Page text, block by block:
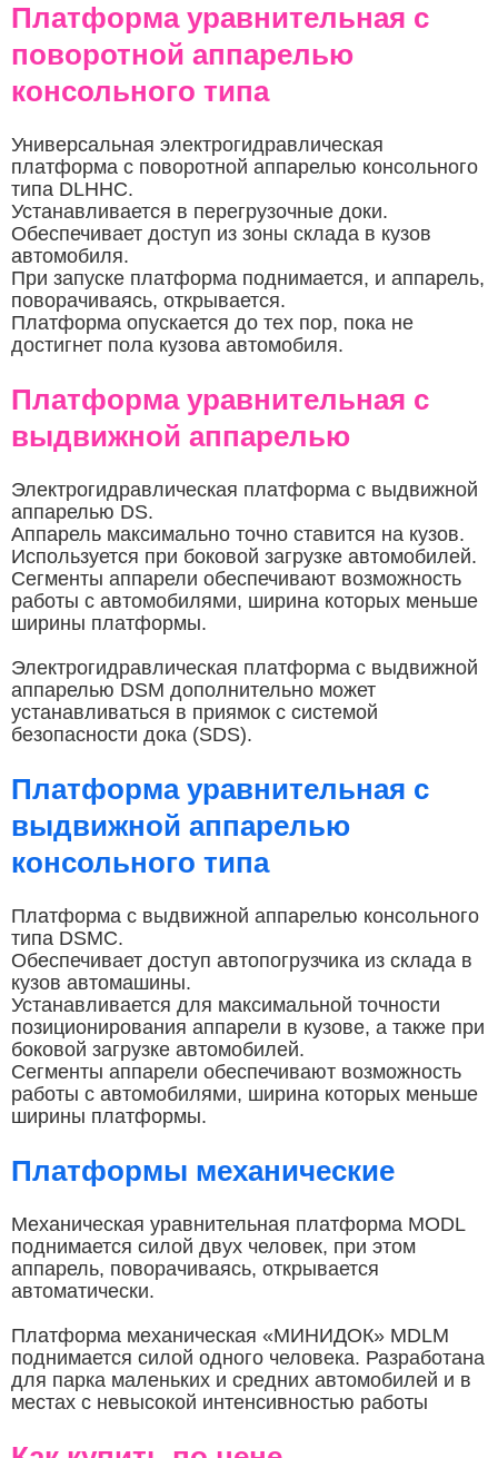
Платформа уравнительная с
поворотной аппарелью
консольного типа
Универсальная электрогидравлическая
платформа с поворотной аппарелью консольного
типа DLHHC.
Устанавливается в перегрузочные доки.
Обеспечивает доступ из зоны склада в кузов
автомобиля.
При запуске платформа поднимается, и аппарель,
поворачиваясь, открывается.
Платформа опускается до тех пор, пока не
достигнет пола кузова автомобиля.
Платформа уравнительная с
выдвижной аппарелью
Электрогидравлическая платформа с выдвижной
аппарелью DS.
Аппарель максимально точно ставится на кузов.
Используется при боковой загрузке автомобилей.
Сегменты аппарели обеспечивают возможность
работы с автомобилями, ширина которых меньше
ширины платформы.
Электрогидравлическая платформа с выдвижной
аппарелью DSM дополнительно может
устанавливаться в приямок с системой
безопасности дока (SDS).
Платформа уравнительная с
выдвижной аппарелью
консольного типа
Платформа с выдвижной аппарелью консольного
типа DSMC.
Обеспечивает доступ автопогрузчика из склада в
кузов автомашины.
Устанавливается для максимальной точности
позиционирования аппарели в кузове, а также при
боковой загрузке автомобилей.
Сегменты аппарели обеспечивают возможность
работы с автомобилями, ширина которых меньше
ширины платформы.
Платформы механические
Механическая уравнительная платформа MODL
поднимается силой двух человек, при этом
аппарель, поворачиваясь, открывается
автоматически.
Платформа механическая «МИНИДОК» MDLM
поднимается силой одного человека. Разработана
для парка маленьких и средних автомобилей и в
местах с невысокой интенсивностью работы